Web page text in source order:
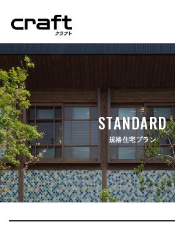
施工事例
イベント情報
土地情報
craftの家づくり
注文住宅
STANDARD
規格住宅プラン